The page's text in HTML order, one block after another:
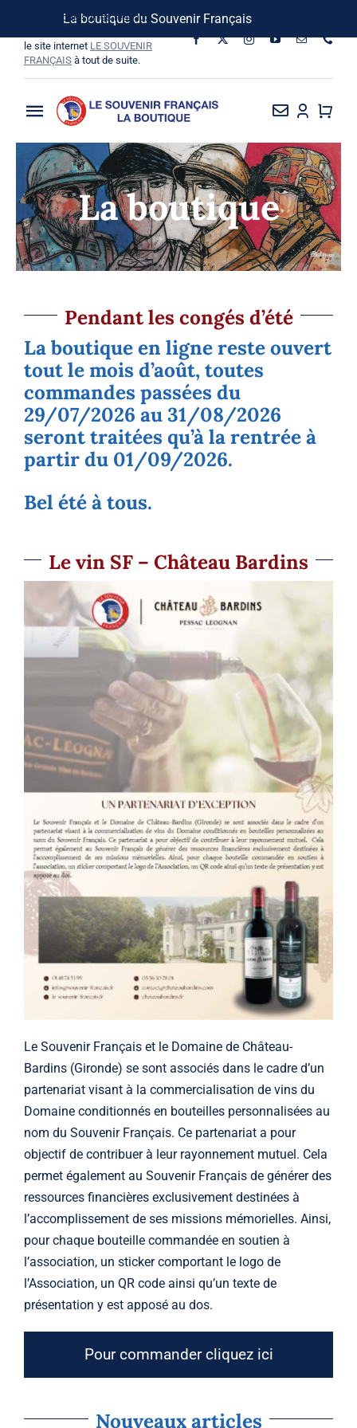
La boutique du Souvenir Français
contenu
Suivez-nous sur les réseaux
le site internet LE SOUVENIR
FRANÇAIS à tout de suite.
Toggle
Navigation
La Boutique
Vins SF-Bardins
Boîte à idées
La boutique
Pendant les congés d’été
La boutique en ligne reste ouvert
tout le mois d’août, toutes
commandes passées du
29/07/2026 au 31/08/2026
seront traitées qu’à la rentrée à
partir du 01/09/2026.
Bel été à tous.
Le vin SF – Château Bardins
Le Souvenir Français et le Domaine de Château-
Bardins (Gironde) se sont associés dans le cadre d’un
partenariat visant à la commercialisation de vins du
Domaine conditionnés en bouteilles personnalisées au
nom du Souvenir Français. Ce partenariat a pour
objectif de contribuer à leur rayonnement mutuel. Cela
permet également au Souvenir Français de générer des
ressources financières exclusivement destinées à
l’accomplissement de ses missions mémorielles. Ainsi,
pour chaque bouteille commandée en soutien à
l’association, un sticker comportant le logo de
l’Association, un QR code ainsi qu’un texte de
présentation y est apposé au dos.
Pour commander cliquez ici
Nouveaux articles